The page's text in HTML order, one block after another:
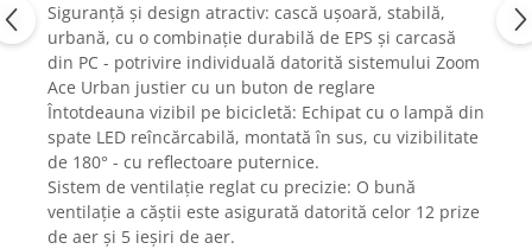
Ceasuri dama
Cutii, curele si accesorii ceasuri
Genti si accesorii barbati
Genti si accesorii femei
Imbracaminte barbati
Imbracaminte femei
Imbracaminte si Incaltaminte copii
Incaltaminte barbati
Siguranță și design atractiv: cască ușoară, stabilă,
urbană, cu o combinație durabilă de EPS și carcasă
din PC - potrivire individuală datorită sistemului Zoom
Ace Urban justier cu un buton de reglare
Întotdeauna vizibil pe bicicletă: Echipat cu o lampă din
spate LED reîncărcabilă, montată în sus, cu vizibilitate
de 180° - cu reflectoare puternice.
Sistem de ventilație reglat cu precizie: O bună
ventilație a căștii este asigurată datorită celor 12 prize
de aer și 5 ieșiri de aer.